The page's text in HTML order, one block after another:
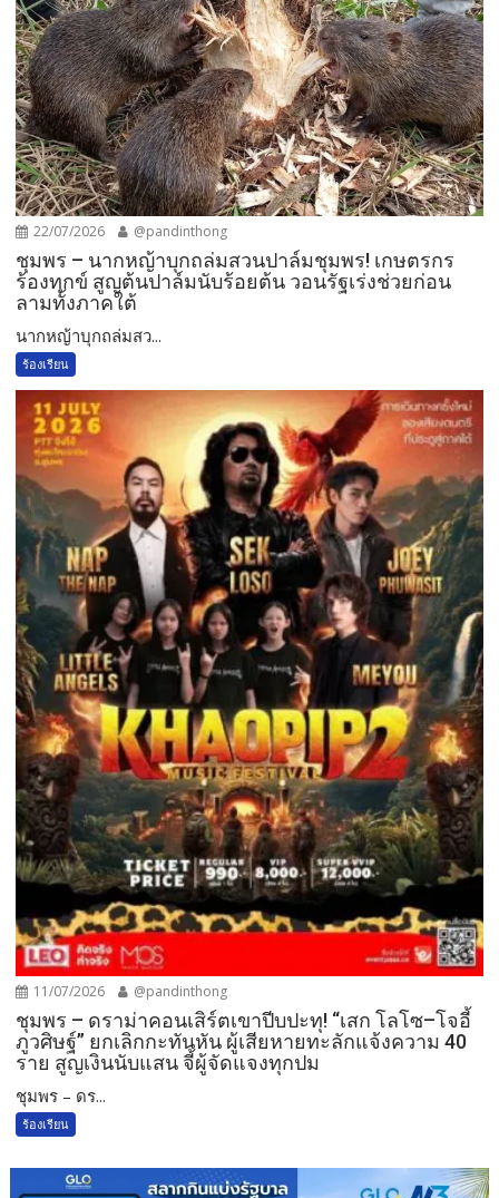
22/07/2026 @pandinthong
ชุมพร – นากหญ้าบุกถล่มสวนปาล์มชุมพร! เกษตรกร
ร้องทุกข์ สูญต้นปาล์มนับร้อยต้น วอนรัฐเร่งช่วยก่อน
ลามทั้งภาคใต้
นากหญ้าบุกถล่มสว...
ร้องเรียน
11/07/2026 @pandinthong
ชุมพร – ดราม่าคอนเสิร์ตเขาปีบปะทุ! “เสก โลโซ–โจอี้
ภูวศิษฐ์” ยกเลิกกะทันหัน ผู้เสียหายทะลักแจ้งความ 40
ราย สูญเงินนับแสน จี้ผู้จัดแจงทุกปม
ชุมพร – ดร...
ร้องเรียน